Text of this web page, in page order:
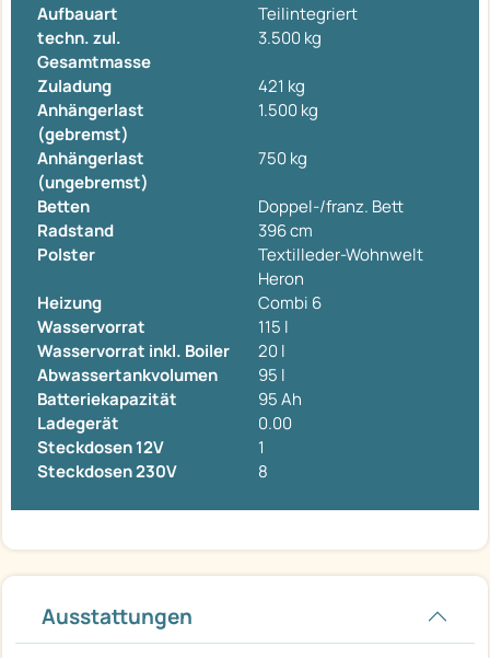
Aufbauart
Teilintegriert
techn. zul.
Gesamtmasse
3.500 kg
Zuladung
421 kg
Anhängerlast
(gebremst)
1.500 kg
Anhängerlast
(ungebremst)
750 kg
Betten
Doppel-/franz. Bett
Radstand
396 cm
Polster
Textilleder-Wohnwelt
Heron
Heizung
Combi 6
Wasservorrat
115 l
Wasservorrat inkl. Boiler
20 l
Abwassertankvolumen
95 l
Batteriekapazität
95 Ah
Ladegerät
0.00
Steckdosen 12V
1
Steckdosen 230V
8
Ausstattungen